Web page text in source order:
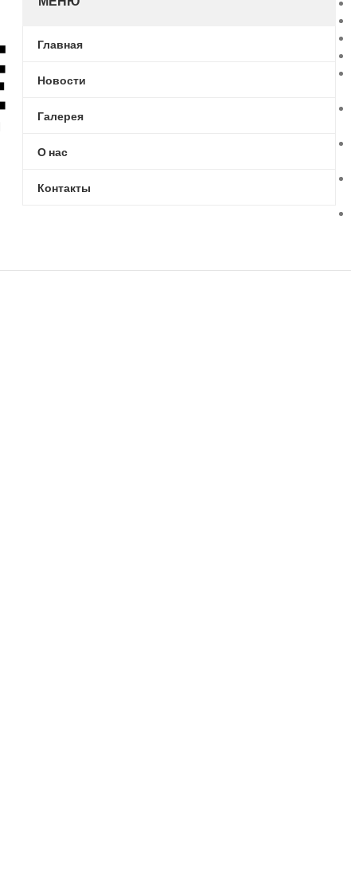
Главная
Новости
Галерея
О нас
Контакты